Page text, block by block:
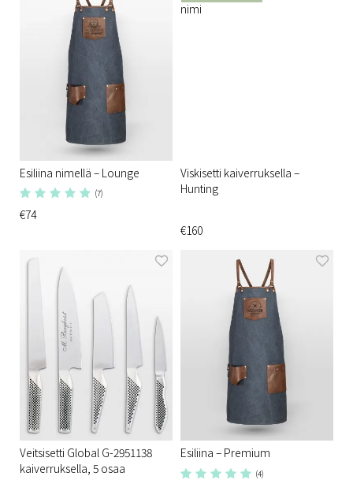
Esiliina nimellä – Lounge
(7)
€74
Viskisetti kaiverruksella –
Hunting
€160
Veitsisetti Global G-2951138
kaiverruksella, 5 osaa
Esiliina – Premium
(4)